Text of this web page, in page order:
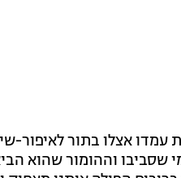
אצלו בתור לאיפור-
שסביבו וההומור שהוא